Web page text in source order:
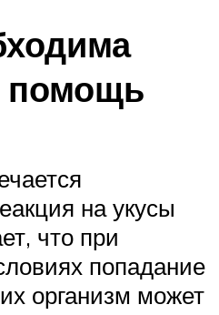
помощь
на укусы
что при
попадание
организм может